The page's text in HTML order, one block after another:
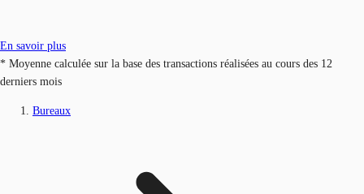
En savoir plus
* Moyenne calculée sur la base des transactions réalisées au cours des 12
derniers mois
Bureaux